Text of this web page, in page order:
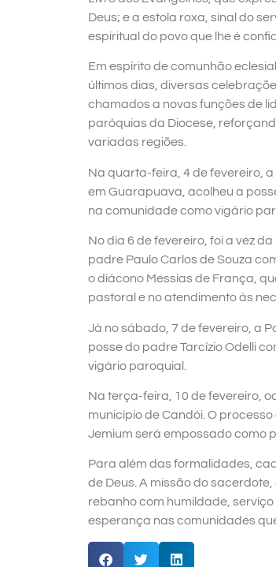
Deus; e a estola roxa, sinal do
espiritual do povo que lhe é
Em espírito de comunhão
últimos dias, diversas
chamados a novas funções de
paróquias da Diocese,
variadas regiões.
Na quarta-feira, 4 de fevereiro, a
em Guarapuava, acolheu a
na comunidade como vigário
No dia 6 de fevereiro, foi a vez
padre Paulo Carlos de Souza
o diácono Messias de França,
pastoral e no atendimento às
Já no sábado, 7 de fevereiro, a
posse do padre Tarcízio Odelli
vigário paroquial.
Na terça-feira, 10 de fevereiro,
município de Candói. O
Jemium será empossado como
Para além das formalidades,
de Deus. A missão do
rebanho com humildade,
esperança nas comunidades